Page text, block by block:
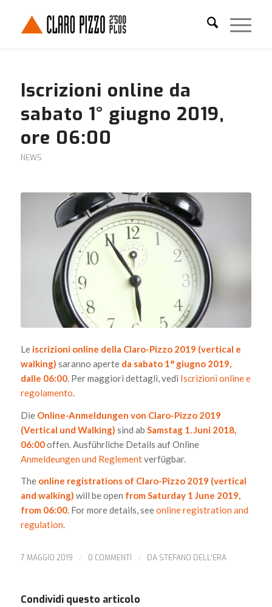
Iscrizioni online da
sabato 1° giugno 2019,
ore 06:00
NEWS
Le iscrizioni online della Claro-Pizzo 2019 (vertical e
walking) saranno aperte da sabato 1° giugno 2019,
dalle 06:00. Per maggiori dettagli, vedi Iscrizioni online e
regolamento.
Die Online-Anmeldungen von Claro-Pizzo 2019
(Vertical und Walking) sind ab Samstag 1. Juni 2018,
06:00offen. Ausführliche Details auf Online
Anmeldeungen und Reglementverfügbar.
The online registrations of Claro-Pizzo 2019 (vertical
and walking) will be open from Saturday 1 June 2019,
from 06:00. For more details, seeonline registration and
regulation.
7 MAGGIO 2019 / 0 COMMENTI / DA STEFANO DELL’ERA
Condividi questo articolo